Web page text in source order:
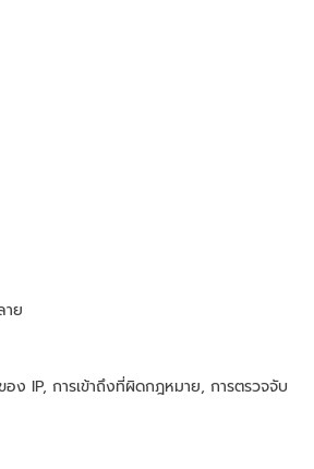
าย
ง IP, การเข้าถึงที่ผิดกฎหมาย, การตรวจจับ